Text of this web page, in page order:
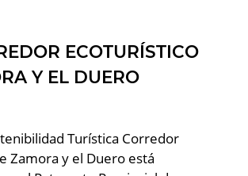
ECOTURÍSTICO
Y EL DUERO
Turística Corredor
Zamora y el Duero está